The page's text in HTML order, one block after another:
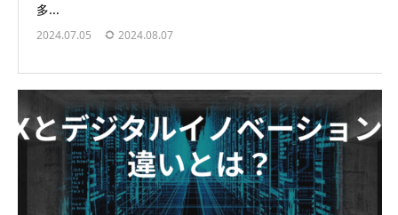
多...
2024.07.05 2024.08.07